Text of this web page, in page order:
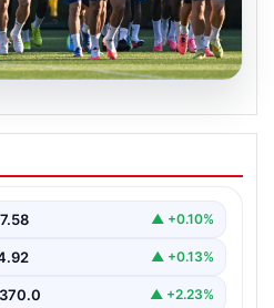
kadrosunda
değişiklik!
▲ +0.10%
▲ +0.13%
▲ +2.23%